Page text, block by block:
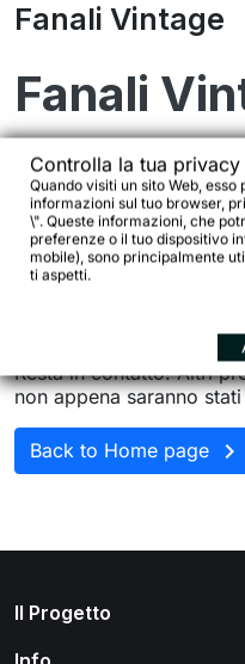
Fanali Vintage
Fanali
Non ci sono
Resta in contatto! Altri
non appena saranno
Back to Home page 
Il Progetto
Controlla la tua privacy
Quando visiti un sito Web,
informazioni sul tuo browser,
\". Queste informazioni, che
preferenze o il tuo dispositivo
mobile), sono principalmente
ti aspetti.